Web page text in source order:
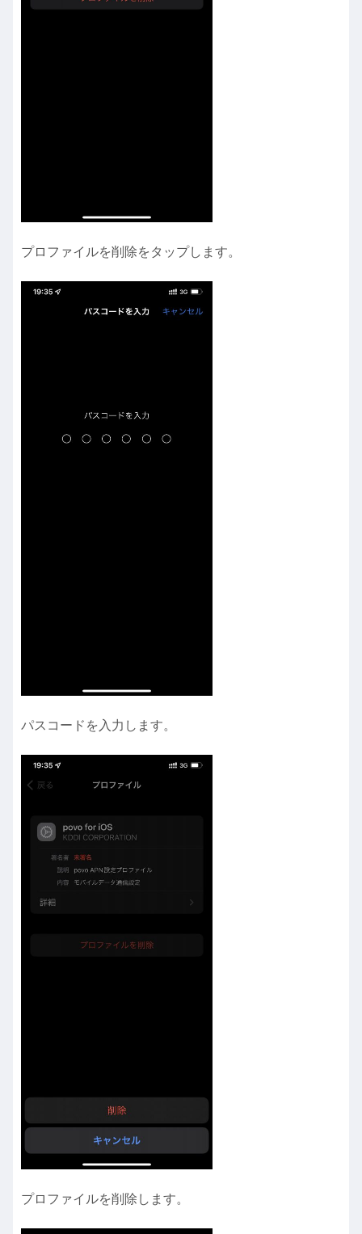
プロファイルを削除をタップします。
パスコードを入力します。
プロファイルを削除します。